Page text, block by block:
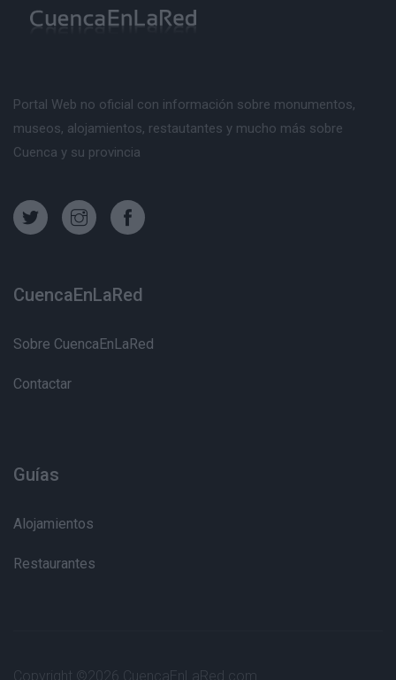
Portal Web no oficial con información sobre monumentos,
museos, alojamientos, restautantes y mucho más sobre
Cuenca y su provincia
CuencaEnLaRed
Sobre CuencaEnLaRed
Contactar
Guías
Alojamientos
Restaurantes
Copyright © 2026 CuencaEnLaRed.com